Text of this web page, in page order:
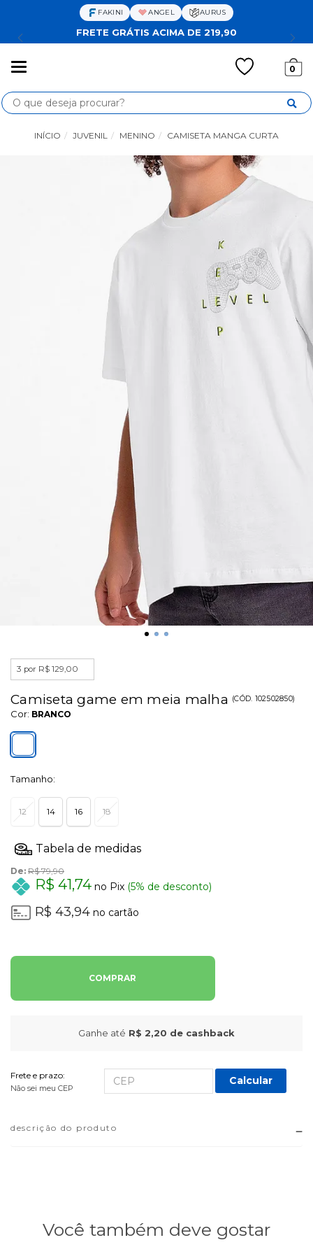
FAKINI ANGEL AURUS
FRETE GRÁTIS ACIMA DE 219,90
0
Busca
INÍCIO JUVENIL MENINO CAMISETA MANGA CURTA
3 por R$ 129,00
Camiseta game em meia malha (CÓD. 102502850)
Cor: BRANCO
Tamanho:
12 14 16 18
De: R$ 79,90
R$ 41,74 no Pix (5% de desconto)
R$ 43,94 no cartão
COMPRAR
Ganhe até R$ 2,20 de cashback
Frete e prazo:
Não sei meu CEP
Calcular
descrição do produto
Você também deve gostar